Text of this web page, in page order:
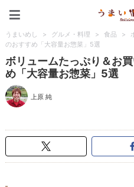
うまいめし > グルメ・料理 > 食品 >
のおすすめ「大容量お惣菜」5選
ボリュームたっぷり＆お
め「大容量お惣菜」5選
上原 純